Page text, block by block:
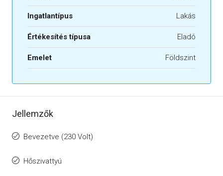
Ingatlantípus Lakás
Értékesítés típusa Eladó
Emelet Földszint
Jellemzők
Bevezetve (230 Volt)
Hőszivattyú